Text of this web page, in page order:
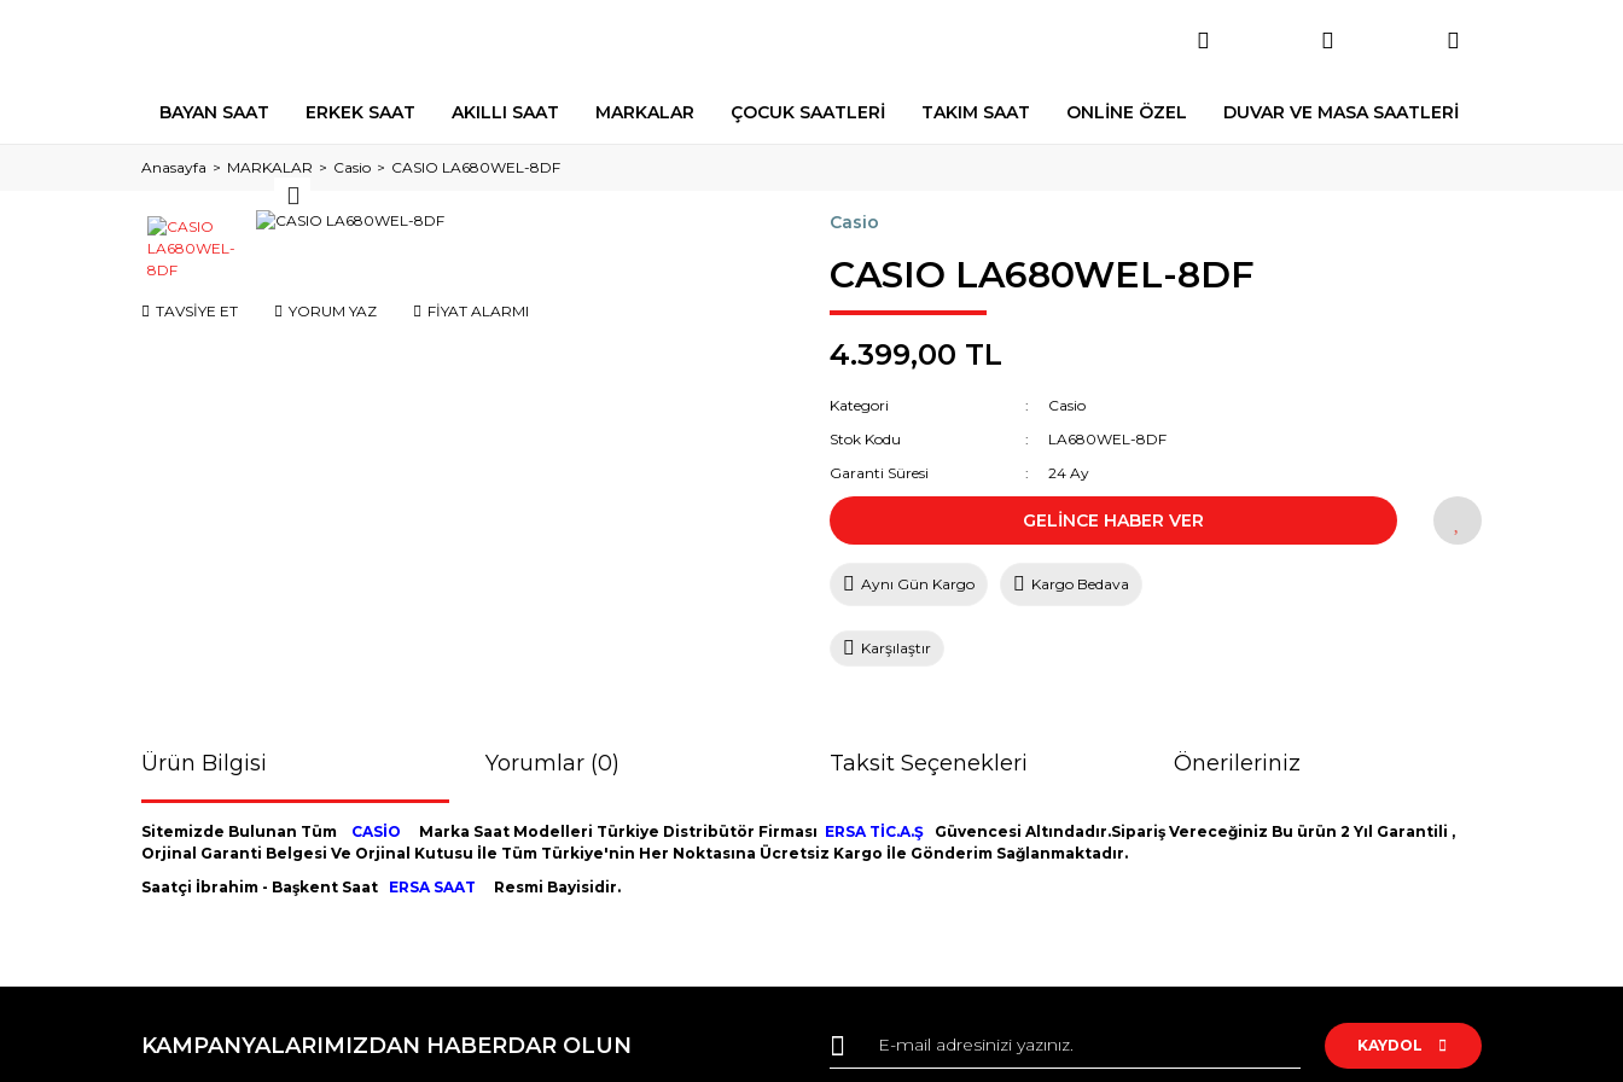
BAYAN SAAT ERKEK SAAT AKILLI SAAT MARKALAR ÇOCUK SAATLERİ TAKIM SAAT ONLİNE ÖZEL DUVAR VE MASA SAATLERİ
Anasayfa MARKALAR Casio CASIO LA680WEL-8DF
TAVSİYE ET YORUM YAZ FİYAT ALARMI
Casio
CASIO LA680WEL-8DF
4.399,00 TL
Kategori
Casio
Stok Kodu
LA680WEL-8DF
Garanti Süresi
24 Ay
GELİNCE HABER VER
Aynı Gün Kargo Kargo Bedava
Karşılaştır
Ürün Bilgisi Yorumlar (0) Taksit Seçenekleri Önerileriniz
Sitemizde Bulunan Tüm CASİO Marka Saat Modelleri Türkiye Distribütör Firması ERSA TİC.A.Ş
Güvencesi Altındadır.Sipariş Vereceğiniz Bu ürün 2 Yıl Garantili ,
Orjinal Garanti Belgesi Ve Orjinal Kutusu İle Tüm Türkiye'nin Her Noktasına Ücretsiz Kargo İle Gönderim Sağlanmaktadır.
Saatçi İbrahim - Başkent Saat ERSA SAAT Resmi Bayisidir.
Yorum Yaz
Görüş ve önerileriniz için teşekkür ederiz.
Ürün resmi kalitesiz, bozuk veya görüntülenemiyor.
KAMPANYALARIMIZDAN HABERDAR OLUN KAYDOL